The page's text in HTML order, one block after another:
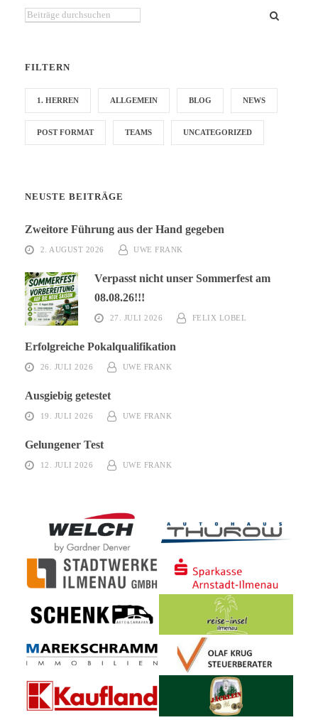
Du suchst etwas bestimmtes?
FILTERN
1. HERREN ALLGEMEIN BLOG NEWS
POST FORMAT TEAMS UNCATEGORIZED
NEUSTE BEITRÄGE
Zweitore Führung aus der Hand gegeben
2. AUGUST 2026 UWE FRANK
Verpasst nicht unser Sommerfest am
08.08.26!!!
27. JULI 2026 FELIX LOBEL
Erfolgreiche Pokalqualifikation
26. JULI 2026 UWE FRANK
Ausgiebig getestet
19. JULI 2026 UWE FRANK
Gelungener Test
12. JULI 2026 UWE FRANK